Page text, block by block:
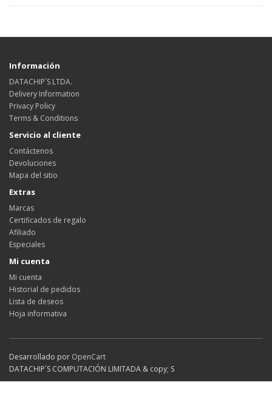
Información
DATACHIP´S LTDA.
Delivery Information
Privacy Policy
Terms & Conditions
Servicio al cliente
Contáctenos
Devoluciones
Mapa del sitio
Extras
Marcas
Certificados de regalo
Afiliado
Especiales
Mi cuenta
Mi cuenta
Historial de pedidos
Lista de deseos
Hoja informativa
Desarrollado por OpenCart
DATACHIP´S COMPUTACIÓN LIMITADA & copy; S